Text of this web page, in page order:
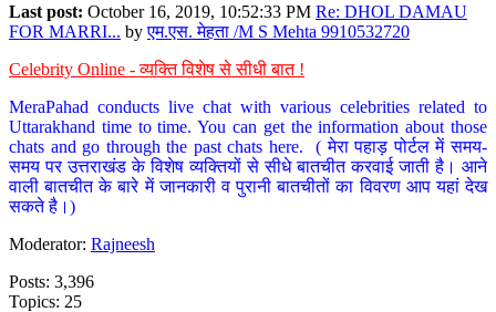
Last post: October 16, 2019, 10:52:33 PM Re: DHOL DAMAU
FOR MARRI... byएम.एस. मेहता /M S Mehta 9910532720
Celebrity Online - व्यक्ति विशेष से सीधी बात !
MeraPahad conducts live chat with various celebrities related to
Uttarakhand time to time. You can get the information about those
chats and go through the past chats here. ( मेरा पहाड़ पोर्टल में समय-
समय पर उत्तराखंड के विशेष व्यक्तियों से सीधे बातचीत करवाई जाती है। आने
वाली बातचीत के बारे में जानकारी व पुरानी बातचीतों का विवरण आप यहां देख
सकते है।)
Moderator: Rajneesh
Posts: 3,396
Topics: 25